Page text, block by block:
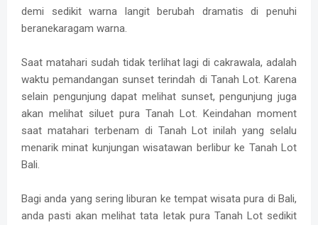
demi sedikit warna langit berubah dramatis di penuhi
beranekaragam warna.
Saat matahari sudah tidak terlihat lagi di cakrawala, adalah
waktu pemandangan sunset terindah di Tanah Lot. Karena
selain pengunjung dapat melihat sunset, pengunjung juga
akan melihat siluet pura Tanah Lot. Keindahan moment
saat matahari terbenam di Tanah Lot inilah yang selalu
menarik minat kunjungan wisatawan berlibur ke Tanah Lot
Bali.
Bagi anda yang sering liburan ke tempat wisata pura di Bali,
anda pasti akan melihat tata letak pura Tanah Lot sedikit